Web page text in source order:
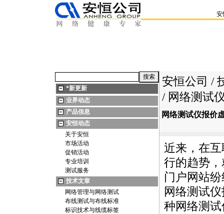
安
*新更新
业界动态
产品信息
安恒动态
关于安恒
市场活动
促销活动
专业培训
测试服务
技术文章
网络管理与网络测试
布线测试与布线标准
标识技术与线缆标签
安恒公司 /
/ 网络测试
网络测试仪报价
近来，在
行的趋势
门户网站
网络测试
种网络测